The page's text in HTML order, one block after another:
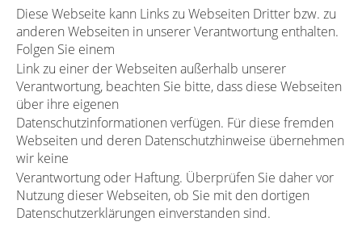
Diese Webseite kann Links zu Webseiten Dritter bzw. zu
anderen Webseiten in unserer Verantwortung enthalten.
Folgen Sie einem
Link zu einer der Webseiten außerhalb unserer
Verantwortung, beachten Sie bitte, dass diese Webseiten
über ihre eigenen
Datenschutzinformationen verfügen. Für diese fremden
Webseiten und deren Datenschutzhinweise übernehmen
wir keine
Verantwortung oder Haftung. Überprüfen Sie daher vor
Nutzung dieser Webseiten, ob Sie mit den dortigen
Datenschutzerklärungen einverstanden sind.